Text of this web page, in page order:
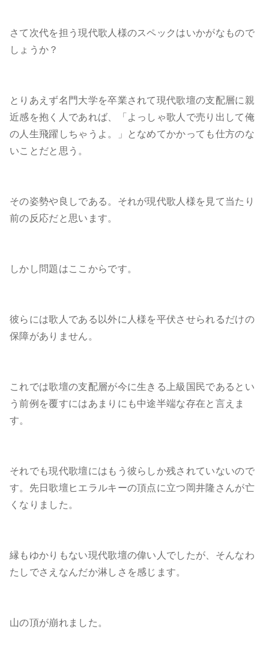
さて次代を担う現代歌人様のスペックはいかがなもので
しょうか？
とりあえず名門大学を卒業されて現代歌壇の支配層に親
近感を抱く人であれば、「よっしゃ歌人で売り出して俺
の人生飛躍しちゃうよ。」となめてかかっても仕方のな
いことだと思う。
その姿勢や良しである。それが現代歌人様を見て当たり
前の反応だと思います。
しかし問題はここからです。
彼らには歌人である以外に人様を平伏させられるだけの
保障がありません。
これでは歌壇の支配層が今に生きる上級国民であるとい
う前例を覆すにはあまりにも中途半端な存在と言えま
す。
それでも現代歌壇にはもう彼らしか残されていないので
す。先日歌壇ヒエラルキーの頂点に立つ岡井隆さんが亡
くなりました。
縁もゆかりもない現代歌壇の偉い人でしたが、そんなわ
たしでさえなんだか淋しさを感じます。
山の頂が崩れました。